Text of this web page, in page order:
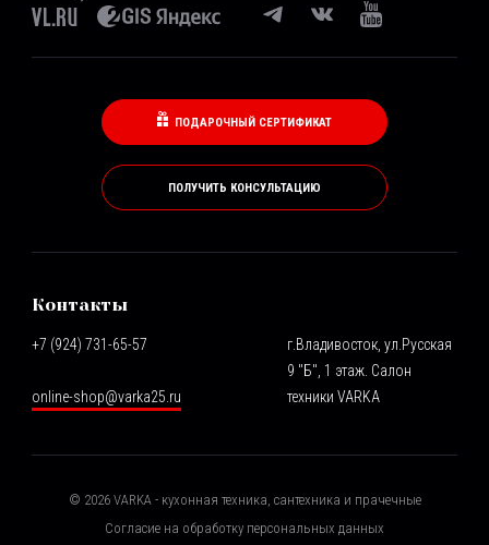
ПОДАРОЧНЫЙ СЕРТИФИКАТ
ПОЛУЧИТЬ КОНСУЛЬТАЦИЮ
Контакты
+7 (924) 731-65-57
online-shop@varka25.ru
г.Владивосток, ул.Русская
9 "Б", 1 этаж. Салон
техники VARKA
© 2026VARKA - кухонная техника, сантехника и прачечные
Согласие на обработку персональных данных